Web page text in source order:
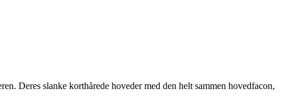
Deres slanke korthårede hoveder med den helt sammen hovedfacon,